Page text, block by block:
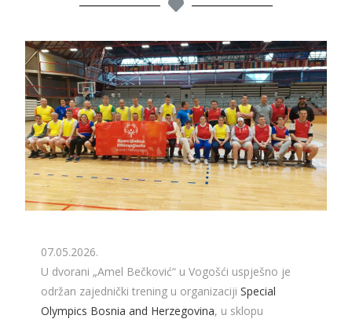
e
07.05.2026.
U dvorani „Amel Bečković“ u Vogošći uspješno je
održan zajednički trening u organizacijiSpecial
Olympics Bosnia and Herzegovina, u sklopu